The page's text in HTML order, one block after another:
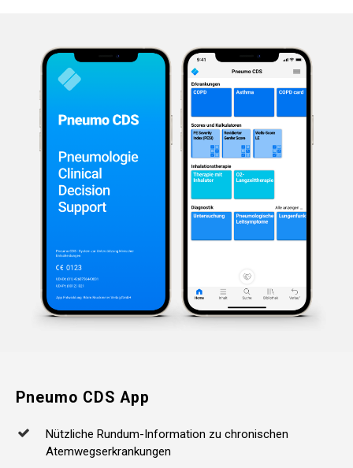
Pneumo CDS App
Nützliche Rundum-Information zu chronischen
Atemwegserkrankungen